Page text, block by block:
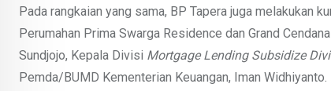
Pada rangkaian yang sama, BP Tapera juga melakukan
Perumahan Prima Swarga Residence dan Grand
Sundjojo, Kepala Divisi Mortgage Lending Subsidize
Pemda/BUMD Kementerian Keuangan, Iman